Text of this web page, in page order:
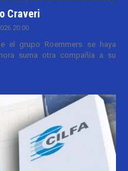
Craveri
20:00
el grupo Roemmers se haya
suma otra compañía a su